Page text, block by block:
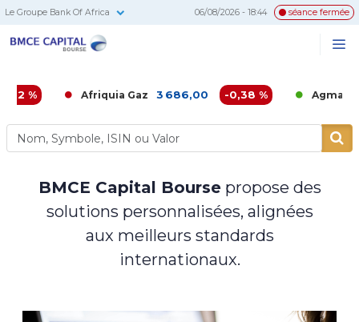
Le Groupe Bank Of Africa 06/08/2026 - 18:44 séance fermée
Afriquia Gaz 3 686,00 -0,38 % Agma 6
BMCE Capital Boursepropose des
solutions personnalisées, alignées
aux meilleurs standards
internationaux.